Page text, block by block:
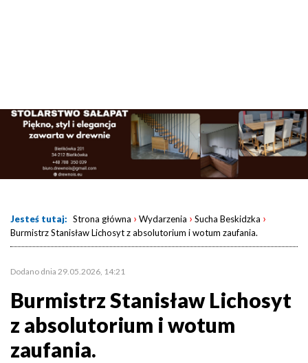
Jesteś tutaj: Strona główna › Wydarzenia › Sucha Beskidzka ›
Burmistrz Stanisław Lichosyt z absolutorium i wotum zaufania.
Dodano dnia 29.05.2026, 14:21
Burmistrz Stanisław Lichosyt
z absolutorium i wotum
zaufania.